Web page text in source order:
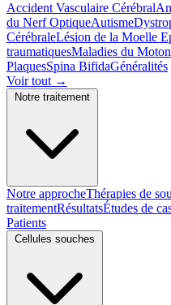
Accident Vasculaire Cérébral
du Nerf OptiqueAutisme
CérébraleLésion de la Moelle
traumatiquesMaladies du
PlaquesSpina BifidaGénéralités
Voir tout →
Notre approcheThérapies de
traitementRésultatsÉtudes de
Patients